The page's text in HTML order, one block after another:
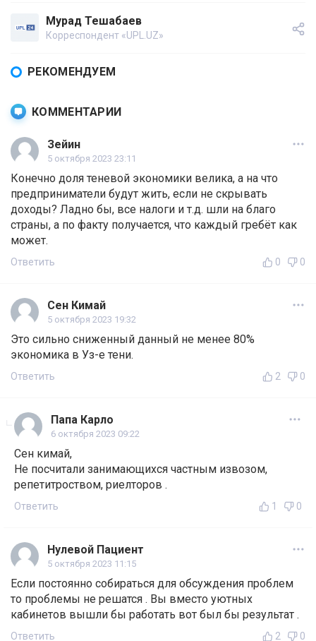
Мурад Тешабаев
Корреспондент «UPL.UZ»
РЕКОМЕНДУЕМ
КОММЕНТАРИИ
Зейин
5 октября 2023 23:11
Конечно доля теневой экономики велика, а на что
предприниматели будут жить, если не скрывать
доходы? Ладно бы, все налоги и т.д. шли на благо
страны, а по факту получается, что каждый гребёт как
может.
Ответить 0 0
Сен Кимай
5 октября 2023 19:32
Это сильно сниженный данный не менее 80%
экономика в Уз-е тени.
Ответить 2 0
Папа Карло
6 октября 2023 09:22
Сен кимай,
Не посчитали занимающихся частным извозом,
репетитроством, риелторов .
Ответить 1 0
Нулевой Пациент
5 октября 2023 11:15
Если постоянно собираться для обсуждения проблем
то проблемы не решатся . Вы вместо уютных
кабинетов вышли бы работать вот был бы результат .
Ответить 2 0